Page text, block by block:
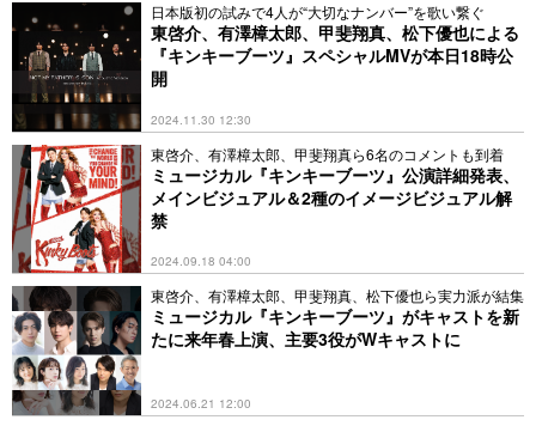
日本版初の試みで4人が“大切なナンバー”を歌い繋ぐ
東啓介、有澤樟太郎、甲斐翔真、松下優也による
『キンキーブーツ』スペシャルMVが本日18時公
開
2024.11.30 12:30
東啓介、有澤樟太郎、甲斐翔真ら6名のコメントも到着
ミュージカル『キンキーブーツ』公演詳細発表、
メインビジュアル＆2種のイメージビジュアル解
禁
2024.09.18 04:00
東啓介、有澤樟太郎、甲斐翔真、松下優也ら実力派が結集
ミュージカル『キンキーブーツ』がキャストを新
たに来年春上演、主要3役がWキャストに
2024.06.21 12:00